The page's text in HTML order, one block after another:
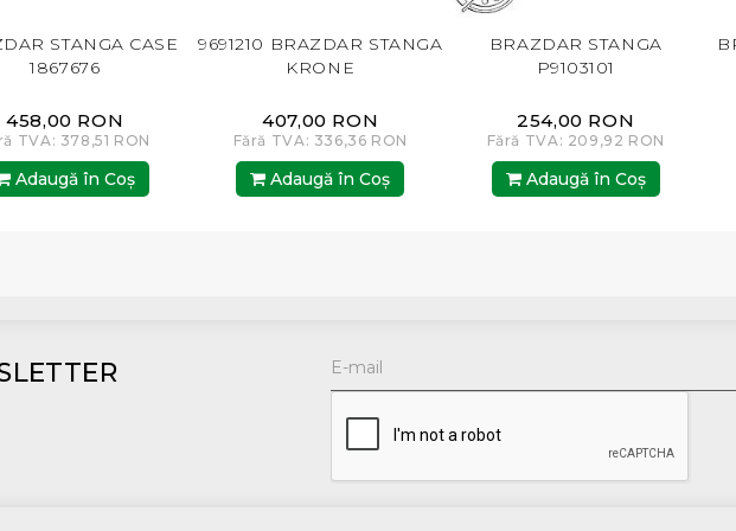
STANGA CASE
1867676
RON
378,51 RON
în Coş
9691210 BRAZDAR STANGA
KRONE
407,00 RON
Fără TVA: 336,36 RON
Adaugă în Coş
BRAZDAR STANGA
P9103101
254,00 RON
Fără TVA: 209,92 RON
Adaugă în Coş